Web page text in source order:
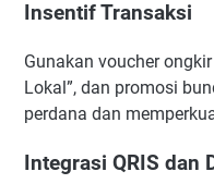
Insentif Transaksi
Gunakan voucher
Lokal”, dan promosi
perdana dan
Integrasi QRIS dan